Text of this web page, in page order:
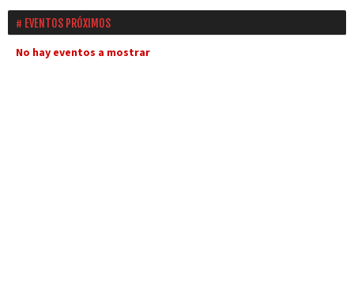
EVENTOS PRÓXIMOS
No hay eventos a mostrar